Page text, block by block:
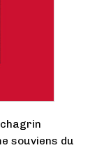
souviens du